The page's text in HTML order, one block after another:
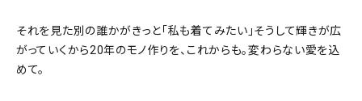
それを見た別の誰かがきっと「私も着てみたい」そうして輝きが広
がっていくから20年のモノ作りを、これからも。変わらない愛を込
めて。